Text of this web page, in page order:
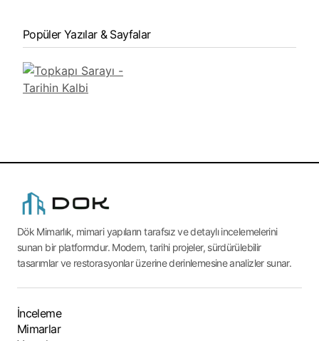
Popüler Yazılar & Sayfalar
Dök Mimarlık, mimari yapıların tarafsız ve detaylı incelemelerini
sunan bir platformdur. Modern, tarihi projeler, sürdürülebilir
tasarımlar ve restorasyonlar üzerine derinlemesine analizler sunar.
İnceleme
Mimarlar